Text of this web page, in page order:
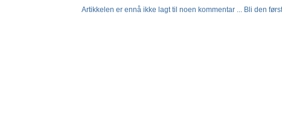
Artikkelen er ennå ikke lagt til noen kommentar ... Bli den